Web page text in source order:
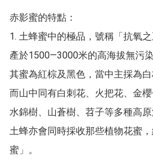
赤影蜜的特點：
1. 土蜂蜜中的極品，號稱「抗氧之
產於1500—3000米的高海拔無污染
其蜜為紅棕及黑色，當中主採為白
而山中同有白刺花、火把花、金櫻
水錦樹、山蒼樹、苕子等多種高
土蜂亦會同時採收那些植物花蜜
蜜」。